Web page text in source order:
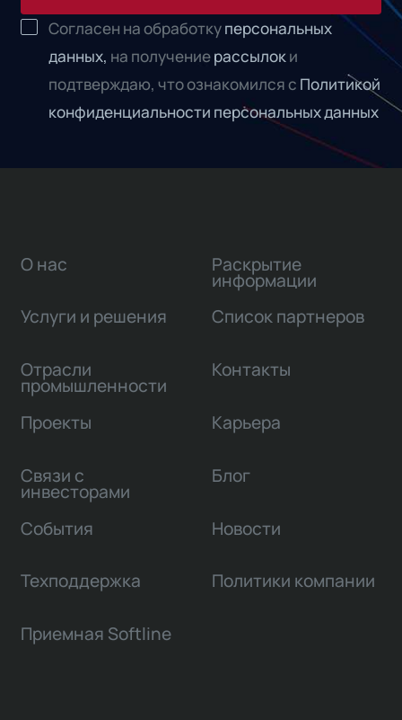
Согласен на обработкуперсональных
данных, на получениерассылоки
подтверждаю, что ознакомился с Политикой
конфиденциальности персональных данных
О нас
Услуги и решения
Отрасли
промышленности
Проекты
Связи с
инвесторами
Раскрытие
информации
Список партнеров
Контакты
Карьера
Блог
События Новости
Техподдержка Политики компании
Приемная Softline